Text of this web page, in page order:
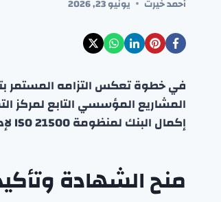
أحمد خيرت يونيو 23, 2026
في خطوة تعكس التزامه المستمر
إكمال البنك لمنظومة ISO 21500 لإدارة وتنفيذ المشاريع، التي تم اعتمادها العام الماضي.
منح الشهادة